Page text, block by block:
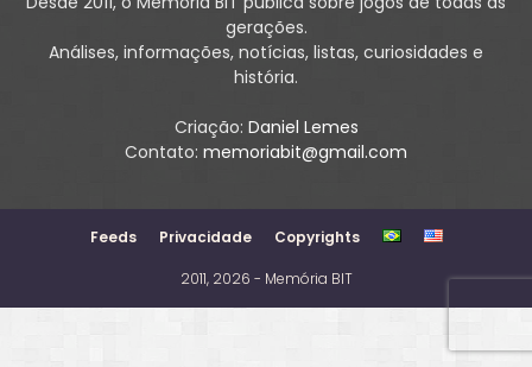
gerações.
Análises, informações, notícias, listas, curiosidades e
história.
Criação: Daniel Lemes
Contato: memoriabit@gmail.com
Feeds Privacidade Copyrights
2011, 2026 - Memória BIT